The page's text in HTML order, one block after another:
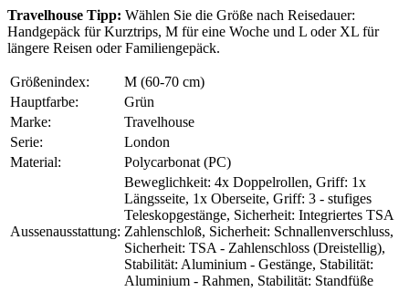
Travelhouse Tipp: Wählen Sie die Größe nach Reisedauer:
Handgepäck für Kurztrips, M für eine Woche und L oder XL für
längere Reisen oder Familiengepäck.
Größenindex:
M (60-70 cm)
Hauptfarbe:
Grün
Marke:
Travelhouse
Serie:
London
Material:
Polycarbonat (PC)
Aussenausstattung:
Beweglichkeit: 4x Doppelrollen, Griff: 1x
Längsseite, 1x Oberseite, Griff: 3 - stufiges
Teleskopgestänge, Sicherheit: Integriertes TSA
Zahlenschloß, Sicherheit: Schnallenverschluss,
Sicherheit: TSA - Zahlenschloss (Dreistellig),
Stabilität: Aluminium - Gestänge, Stabilität:
Aluminium - Rahmen, Stabilität: Standfüße